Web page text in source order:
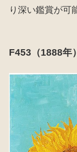
り深い鑑賞が可
F453（1888年